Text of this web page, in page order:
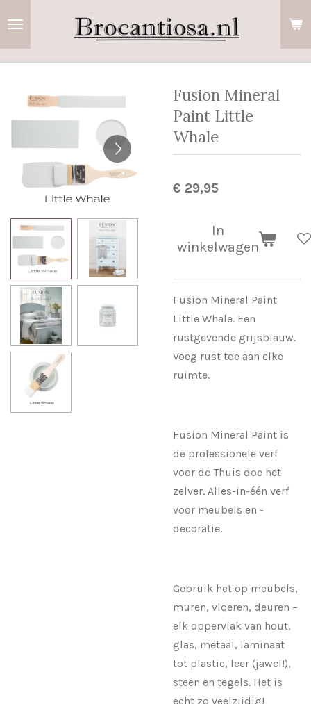
Fusion Mineral
Paint Little
Whale
€ 29,95
In
winkelwagen
Fusion Mineral Paint
Little Whale. Een
rustgevende grijsblauw.
Voeg rust toe aan elke
ruimte.
Fusion Mineral Paint is
de professionele verf
voor de Thuis doe het
zelver. Alles-in-één verf
voor meubels en -
decoratie.
Gebruik het op meubels,
muren, vloeren, deuren –
elk oppervlak van hout,
glas, metaal, laminaat
tot plastic, leer (jawel!),
steen en tegels. Het is
echt zo veelzijdig!